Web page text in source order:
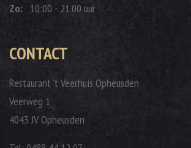
Zo:
10:00 - 21.00 uur
CONTACT
Restaurant ’t Veerhuis Opheusden
Veerweg 1
4043 JV Opheusden